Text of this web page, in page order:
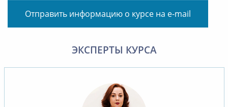
Отправить информацию о курсе на e-mail
ЭКСПЕРТЫ КУРСА